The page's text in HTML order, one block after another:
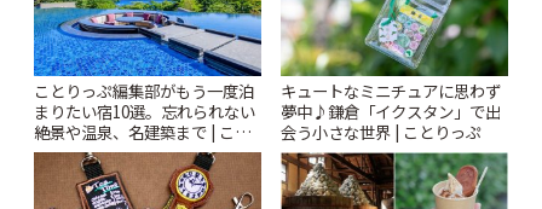
ことりっぷ編集部がもう一度泊
まりたい宿10選。忘れられない
絶景や温泉、名建築まで | こと
りっぷ
キュートなミニチュアに思わず
夢中♪鎌倉「イクスタン」で出
会う小さな世界 | ことりっぷ